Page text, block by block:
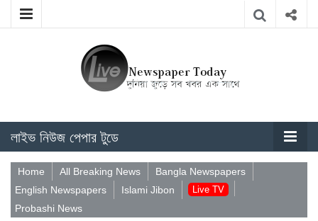
লাইভ নিউজ পেপার টুডে
Home All Breaking News
Bangla Newspapers
English Newspapers
Islami Jibon Live TV
Probashi News